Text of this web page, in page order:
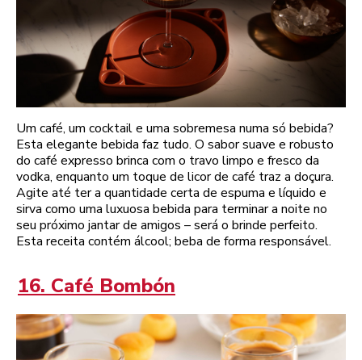
Um café, um cocktail e uma sobremesa numa só bebida?
Esta elegante bebida faz tudo. O sabor suave e robusto
do café expresso brinca com o travo limpo e fresco da
vodka, enquanto um toque de licor de café traz a doçura.
Agite até ter a quantidade certa de espuma e líquido e
sirva como uma luxuosa bebida para terminar a noite no
seu próximo jantar de amigos – será o brinde perfeito.
Esta receita contém álcool; beba de forma responsável.
16. Café Bombón